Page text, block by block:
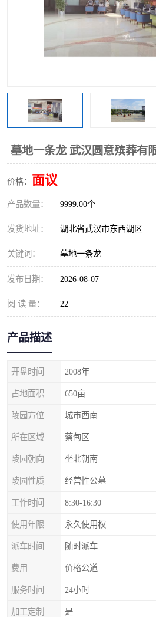
墓地一条龙 武汉圆意殡葬有
价格： 面议
产品数量： 9999.00个
发货地址： 湖北省武汉市东西湖区
关键词： 墓地一条龙
发布日期： 2026-08-07
阅 读 量： 22
产品描述
开盘时间 2008年
占地面积 650亩
陵园方位 城市西南
所在区域 蔡甸区
陵园朝向 坐北朝南
陵园性质 经营性公墓
工作时间 8:30-16:30
使用年限 永久使用权
派车时间 随时派车
费用 价格公道
服务时间 24小时
加工定制 是